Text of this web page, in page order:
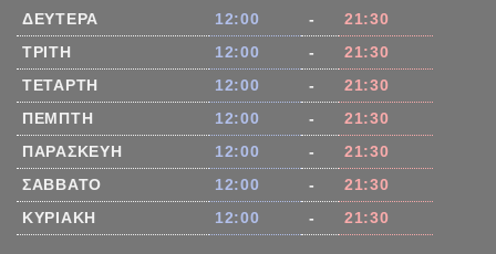
ΔΕΥΤΈΡΑ 12:00 -
21:30
ΤΡΊΤΗ
12:00 -
21:30
ΤΕΤΆΡΤΗ
12:00 -
21:30
ΠΈΜΠΤΗ
12:00 -
21:30
ΠΑΡΑΣΚΕΥΉ
12:00 -
21:30
ΣΆΒΒΑΤΟ
12:00 -
21:30
ΚΥΡΙΑΚΉ
12:00 - 21:30